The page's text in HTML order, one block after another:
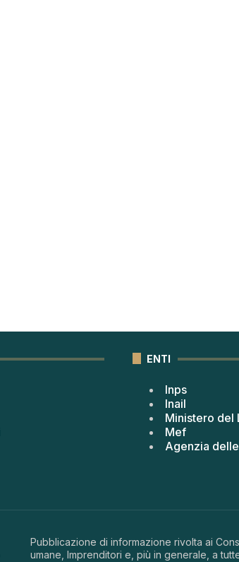
ENTI
Inps
Inail
Ministero del
Mef
Agenzia
Pubblicazione di informazione rivolta ai
umane, Imprenditori e, più in generale, a